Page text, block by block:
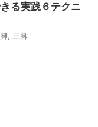
る実践６テクニ
三脚